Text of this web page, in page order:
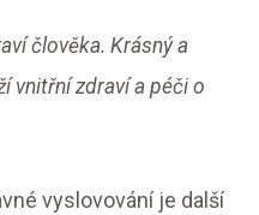
člověka. Krásný a
vnitřní zdraví a péči o
vyslovování je další